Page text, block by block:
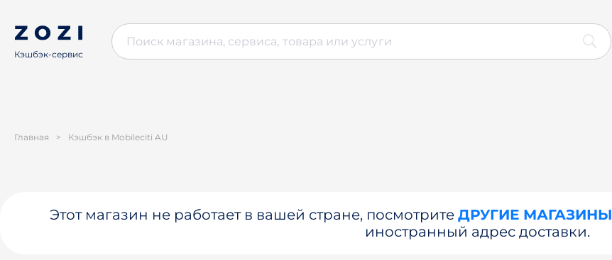
Кэшбэк-сервис
Главная > Кэшбэк в Mobileciti AU
Этот магазин не работает в вашей стране, посмотрите ДРУГИЕ МАГАЗИНЫ
иностранный адрес доставки.